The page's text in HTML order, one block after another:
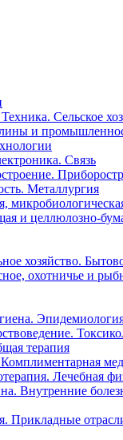
Сельское
и
Связь
Металлургия
и целлюлозно-
хозяйство.
охотничье и
терапия
Лечебная
Внутренние
Прикладные